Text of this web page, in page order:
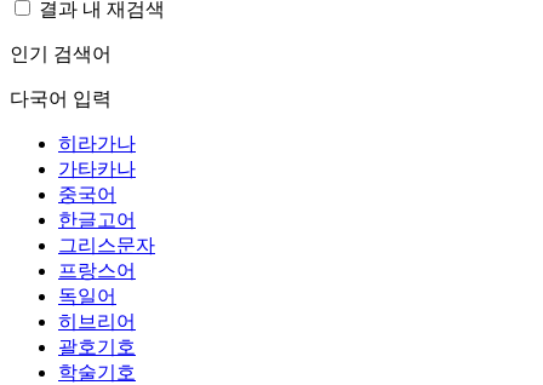
결과 내 재검색
인기 검색어
다국어 입력
히라가나
가타카나
중국어
한글고어
그리스문자
프랑스어
독일어
히브리어
괄호기호
학술기호